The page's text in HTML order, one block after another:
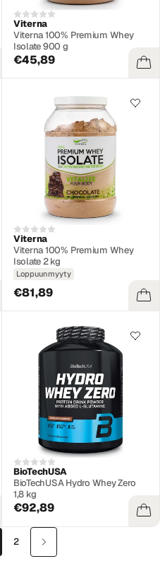
Viterna
Viterna 100% Premium Whey
Isolate 900 g
€45,89
Viterna
Viterna 100% Premium Whey
Isolate 2 kg
Loppuunmyyty
€81,89
BioTechUSA
BioTechUSA Hydro Whey Zero
1,8 kg
€92,89
2